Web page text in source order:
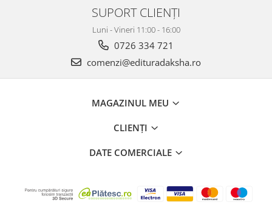
SUPORT CLIENȚI
Luni - Vineri 11:00 - 16:00
0726 334 721
comenzi@edituradaksha.ro
MAGAZINUL MEU
CLIENȚI
DATE COMERCIALE